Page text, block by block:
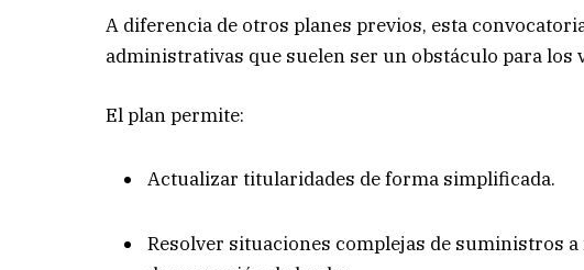
A diferencia de otros planes previos, esta
administrativas que suelen ser un obstáculo para los
El plan permite:
Actualizar titularidades de forma simplificada.
Resolver situaciones complejas de suministros